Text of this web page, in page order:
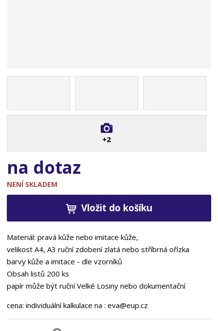
+2
na dotaz
NENÍ SKLADEM
Vložit do košíku
Materiál: pravá kůže nebo imitace kůže,
velikost A4, A3 ruční zdobení zlatá nebo stříbrná ořízka
barvy kůže a imitace - dle vzorníků
Obsah listů 200 ks
papír může být ručníVelké Losiny nebo dokumentační
cena: individuální kalkulace na :eva@eup.cz